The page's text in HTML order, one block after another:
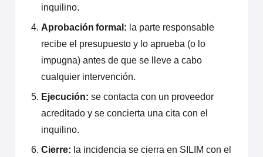
inquilino.
Aprobación formal: la parte responsable
recibe el presupuesto y lo aprueba (o lo
impugna) antes de que se lleve a cabo
cualquier intervención.
Ejecución: se contacta con un proveedor
acreditado y se concierta una cita con el
inquilino.
Cierre: la incidencia se cierra en SILIM con el